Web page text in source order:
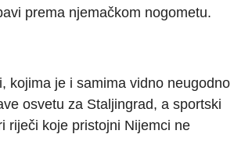
prema njemačkom nogometu.
kojima je i samima vidno neugodno
osvetu za Staljingrad, a sportski
riječi koje pristojni Nijemci ne